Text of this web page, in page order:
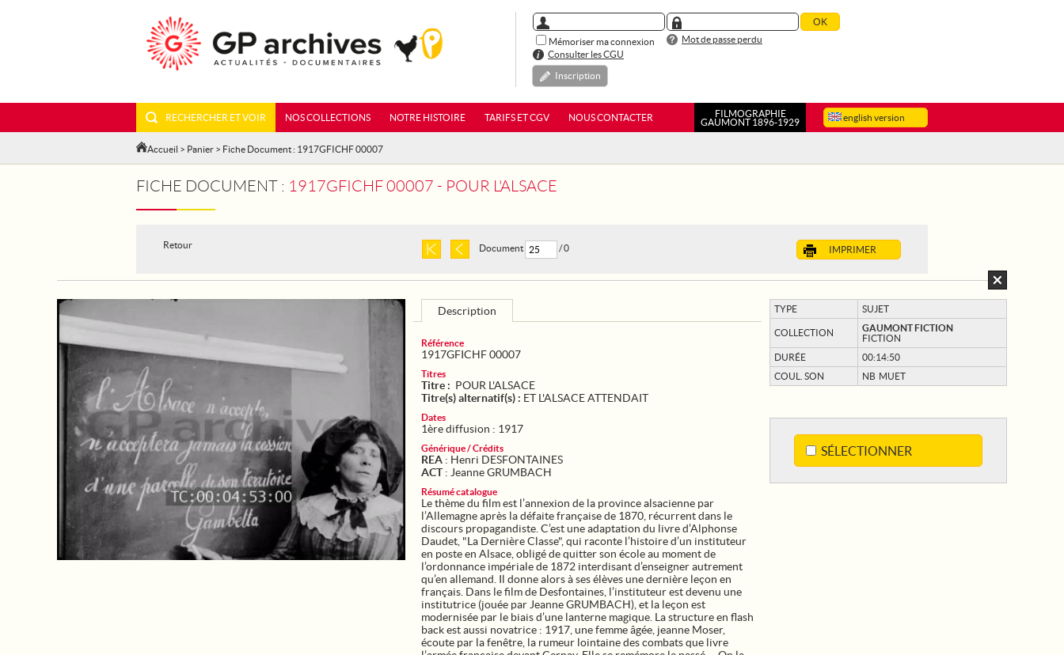
Mémoriser ma connexion
Mot de passe perdu
Consulter les CGU
Inscription
english version
RECHERCHER ET VOIR NOS COLLECTIONS NOTRE HISTOIRE TARIFS ET CGV NOUS CONTACTER
FILMOGRAPHIE
GAUMONT 1896-1929
Accueil > Panier > Fiche Document : 1917GFICHF 00007
FICHE DOCUMENT : 1917GFICHF 00007 - POUR L'ALSACE
Retour IMPRIMER
Document / 0
TYPE SUJET
COLLECTION
GAUMONT FICTION
FICTION
DURÉE
00:14:50
COUL. SON
NB MUET
SÉLECTIONNER
Description
Référence
1917GFICHF 00007
Titres
Titre : POUR L'ALSACE
Titre(s) alternatif(s) : ET L'ALSACE ATTENDAIT
Dates
1ère diffusion : 1917
Générique / Crédits
REA : Henri DESFONTAINES
ACT: Jeanne GRUMBACH
Résumé catalogue
Le thème du film est l’annexion de la province alsacienne par
l’Allemagne après la défaite française de 1870, récurrent dans le
discours propagandiste. C’est une adaptation du livre d’Alphonse
Daudet, "La Dernière Classe", qui raconte l’histoire d’un instituteur
en poste en Alsace, obligé de quitter son école au moment de
l’ordonnance impériale de 1872 interdisant d’enseigner autrement
qu’en allemand. Il donne alors à ses élèves une dernière leçon en
français. Dans le film de Desfontaines, l’instituteur est devenu une
institutrice (jouée par Jeanne GRUMBACH), et la leçon est
modernisée par le biais d’une lanterne magique. La structure en flash
back est aussi novatrice : 1917, une femme âgée, jeanne Moser,
écoute par la fenêtre, la rumeur lointaine des combats que livre